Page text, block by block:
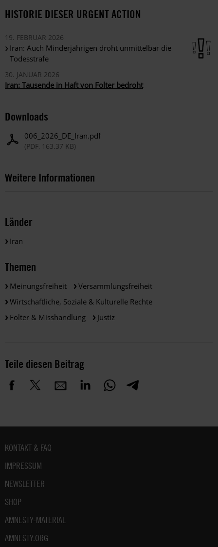
HISTORIE DIESER URGENT ACTION
19. FEBRUAR 2026
Iran: Auch Minderjährigen droht unmittelbar die
Todesstrafe
30. JANUAR 2026
Iran: Tausende in Haft von Folter bedroht
Downloads
006_2026_DE_Iran.pdf
(PDF, 163.37 KB)
Weitere Informationen
Länder
Iran
Themen
Meinungsfreiheit
Versammlungsfreiheit
Wirtschaftliche, Soziale & Kulturelle Rechte
Folter & Misshandlung
Justiz
Teile diesen Beitrag
Fußbereich
KONTAKT & FAQ
IMPRESSUM
NEWSLETTER
SHOP
AMNESTY-MATERIAL
AMNESTY.ORG